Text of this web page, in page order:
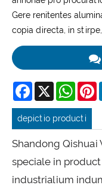
Gere renitentes
copia directa, in
Facebook
X
depictio producti
Shandong Qishuai
speciale in
industrialium